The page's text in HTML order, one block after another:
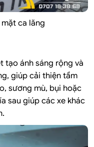
ca lăng
tạo ánh sáng rộng và
giúp cải thiện tầm
sương mù, bụi hoặc
sau giúp các xe khác